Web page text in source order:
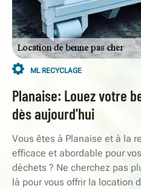
ML RECYCLAGE
Planaise: Louez votre
dès aujourd'hui
Vous êtes à Planaise et à la
efficace et abordable pour
déchets ? Ne cherchez pas
là pour vous offrir la location